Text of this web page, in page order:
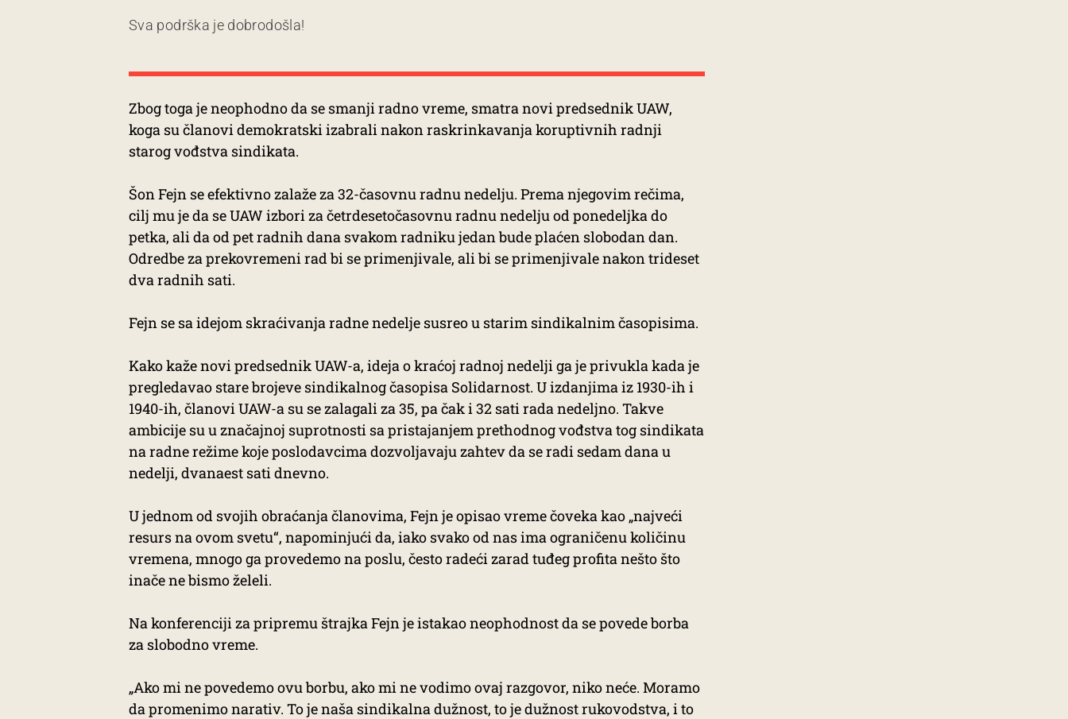
Sva podrška je dobrodošla!
Zbog toga je neophodno da se smanji radno vreme, smatra novi predsednik UAW,
koga su članovi demokratski izabrali nakon raskrinkavanja koruptivnih radnji
starog vođstva sindikata.
Šon Fejn se efektivno zalaže za 32-časovnu radnu nedelju. Prema njegovim rečima,
cilj mu je da se UAW izbori za četrdesetočasovnu radnu nedelju od ponedeljka do
petka, ali da od pet radnih dana svakom radniku jedan bude plaćen slobodan dan.
Odredbe za prekovremeni rad bi se primenjivale, ali bi se primenjivale nakon trideset
dva radnih sati.
Fejn se sa idejom skraćivanja radne nedelje susreo u starim sindikalnim časopisima.
Kako kaže novi predsednik UAW-a, ideja o kraćoj radnoj nedelji ga je privukla kada je
pregledavao stare brojeve sindikalnog časopisa Solidarnost. U izdanjima iz 1930-ih i
1940-ih, članovi UAW-a su se zalagali za 35, pa čak i 32 sati rada nedeljno. Takve
ambicije su u značajnoj suprotnosti sa pristajanjem prethodnog vođstva tog sindikata
na radne režime koje poslodavcima dozvoljavaju zahtev da se radi sedam dana u
nedelji, dvanaest sati dnevno.
U jednom od svojih obraćanja članovima, Fejn je opisao vreme čoveka kao „najveći
resurs na ovom svetu“, napominjući da, iako svako od nas ima ograničenu količinu
vremena, mnogo ga provedemo na poslu, često radeći zarad tuđeg profita nešto što
inače ne bismo želeli.
Na konferenciji za pripremu štrajka Fejn je istakao neophodnost da se povede borba
za slobodno vreme.
„Ako mi ne povedemo ovu borbu, ako mi ne vodimo ovaj razgovor, niko neće. Moramo
da promenimo narativ. To je naša sindikalna dužnost, to je dužnost rukovodstva, i to